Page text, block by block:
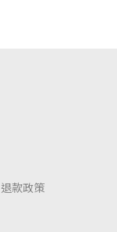
退款政策